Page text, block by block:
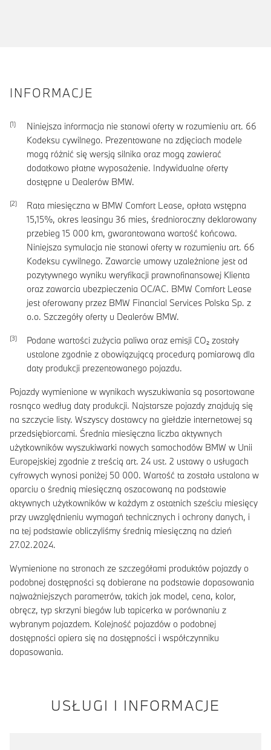
INFORMACJE
Niniejsza informacja nie stanowi oferty w rozumieniu art. 66
Kodeksu cywilnego. Prezentowane na zdjęciach modele
mogą różnić się wersją silnika oraz mogą zawierać
dodatkowo płatne wyposażenie. Indywidualne oferty
dostępne u Dealerów BMW.
Rata miesięczna w BMW Comfort Lease, opłata wstępna
15,15%, okres leasingu 36 mies, średnioroczny deklarowany
przebieg 15 000 km, gwarantowana wartość końcowa.
Niniejsza symulacja nie stanowi oferty w rozumieniu art. 66
Kodeksu cywilnego. Zawarcie umowy uzależnione jest od
pozytywnego wyniku weryfikacji prawnofinansowej Klienta
oraz zawarcia ubezpieczenia OC/AC. BMW Comfort Lease
jest oferowany przez BMW Financial Services Polska Sp. z
o.o. Szczegóły oferty u Dealerów BMW.
Podane wartości zużycia paliwa oraz emisji CO₂ zostały
ustalone zgodnie z obowiązującą procedurą pomiarową dla
daty produkcji prezentowanego pojazdu.
Pojazdy wymienione w wynikach wyszukiwania są posortowane
rosnąco według daty produkcji. Najstarsze pojazdy znajdują się
na szczycie listy. Wszyscy dostawcy na giełdzie internetowej są
przedsiębiorcami. Średnia miesięczna liczba aktywnych
użytkowników wyszukiwarki nowych samochodów BMW w Unii
Europejskiej zgodnie z treścią art. 24 ust. 2 ustawy o usługach
cyfrowych wynosi poniżej 50 000. Wartość ta została ustalona w
oparciu o średnią miesięczną oszacowaną na podstawie
aktywnych użytkowników w każdym z ostatnich sześciu miesięcy
przy uwzględnieniu wymagań technicznych i ochrony danych, i
na tej podstawie obliczyliśmy średnią miesięczną na dzień
27.02.2024.
Wymienione na stronach ze szczegółami produktów pojazdy o
podobnej dostępności są dobierane na podstawie dopasowania
najważniejszych parametrów, takich jak model, cena, kolor,
obręcz, typ skrzyni biegów lub tapicerka w porównaniu z
wybranym pojazdem. Kolejność pojazdów o podobnej
dostępności opiera się na dostępności i współczynniku
dopasowania.
USŁUGI I INFORMACJE